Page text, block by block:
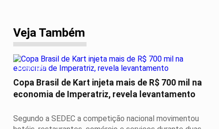
Veja Também
TURISMO
Copa Brasil de Kart injeta mais de R$ 700 mil na
economia de Imperatriz, revela levantamento
Segundo a SEDEC a competição nacional movimentou